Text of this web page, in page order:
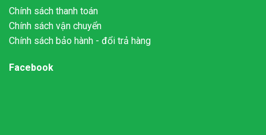
Chính sách thanh toán
Chính sách vận chuyển
Chính sách bảo hành - đổi trả hàng
Facebook